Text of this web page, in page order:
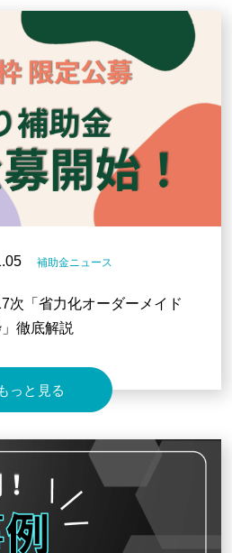
補助金ニュース
次「省力化オーダーメイド
徹底解説
っと見る